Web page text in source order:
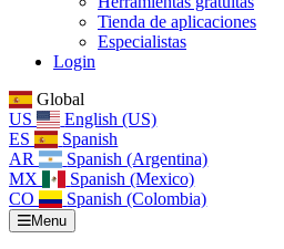
Tienda de aplicaciones
Especialistas
Login
Global
US
English (US)
ES
Spanish
AR
Spanish (Argentina)
MX
Spanish (Mexico)
CO
Spanish (Colombia)
Menu